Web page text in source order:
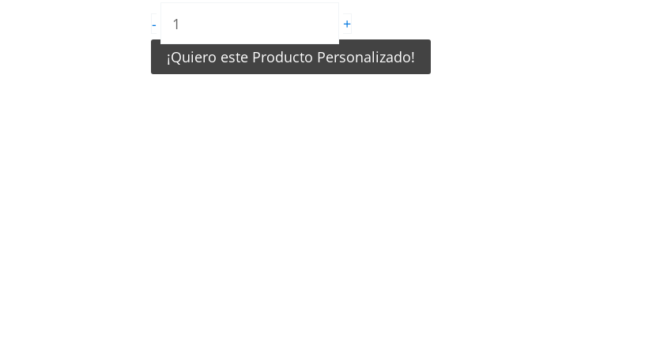
-
Camiseta
de
Futbol
+
¡Quiero este Producto Personalizado!